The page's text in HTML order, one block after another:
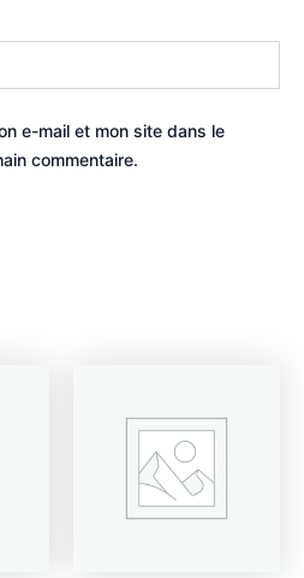
e-mail et mon site dans le
commentaire.